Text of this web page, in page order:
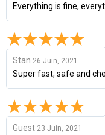
Everything is fine,
Stan 26 Juin, 2021
Super fast, safe and
Guest 23 Juin, 2021